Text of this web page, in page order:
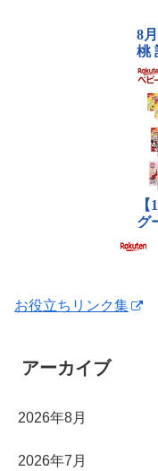
お役立ちリンク集
アーカイブ
2026年8月
2026年7月